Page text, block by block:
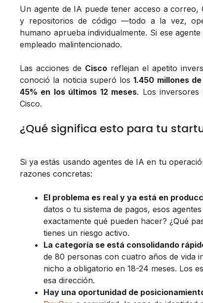
Un agente de IA puede tener acceso a correo,
y repositorios de código —todo a la vez,
humano aprueba individualmente. Si ese
empleado malintencionado.
Las acciones de Cisco reflejan el apetito
conoció la noticia superó los1.450 millones
45% en los últimos 12 meses. Los inversores
Cisco.
¿Qué significa esto para tu
Si ya estás usando agentes de IA en tu
razones concretas:
El problema es real y ya está en
datos o tu sistema de pagos, esos
exactamente qué pueden hacer? ¿Qué
tienes un riesgo activo.
La categoría se está consolidando
de 80 personas con cuatro años de vida
nicho a obligatorio en 18-24 meses. Los
esa dirección.
Hay una oportunidad de